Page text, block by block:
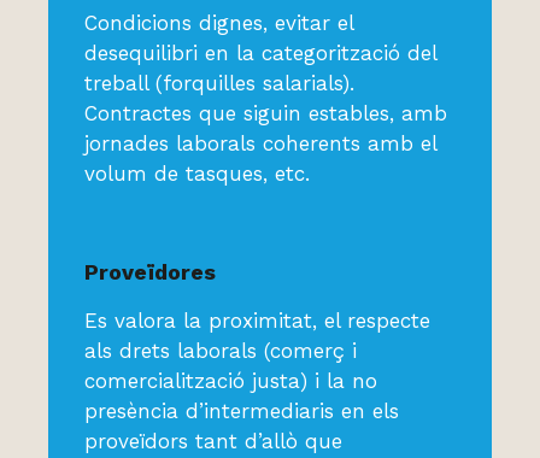
Condicions dignes, evitar el
desequilibri en la categorització del
treball (forquilles salarials).
Contractes que siguin estables, amb
jornades laborals coherents amb el
volum de tasques, etc.
Proveïdores
Es valora la proximitat, el respecte
als drets laborals (comerç i
comercialització justa) i la no
presència d’intermediaris en els
proveïdors tant d’allò que